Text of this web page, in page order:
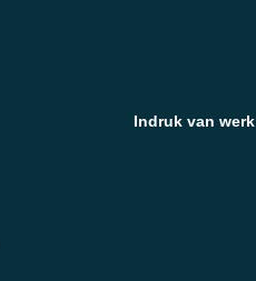
Indruk van werk